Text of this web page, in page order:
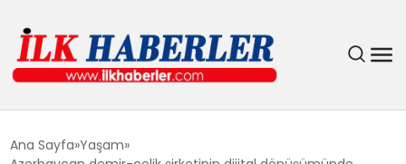
Ana Sayfa Yaşam